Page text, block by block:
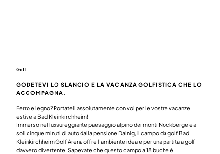
Golf
GODETEVI LO SLANCIO E LA VACANZA GOLFISTICA CHE LO
ACCOMPAGNA.
Ferro e legno? Portateli assolutamente con voi per le vostre vacanze
estive a Bad Kleinkirchheim!
Immerso nel lussureggiante paesaggio alpino dei monti Nockberge e a
soli cinque minuti di auto dalla pensione Dalnig, il campo da golf Bad
Kleinkirchheim Golf Arena offre l'ambiente ideale per una partita a golf
davvero divertente. Sapevate che questo campo a 18 buche è